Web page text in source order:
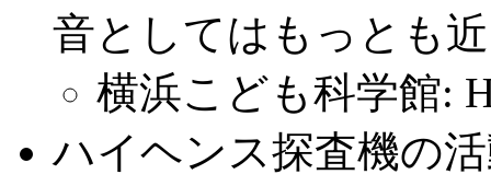
音としてはもっとも
横浜こども科学館:
ハイヘンス探査機の